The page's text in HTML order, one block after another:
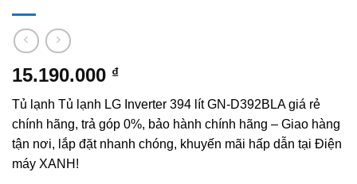
15.190.000 ₫
Tủ lạnh Tủ lạnh LG Inverter 394 lít GN-D392BLA giá rẻ
chính hãng, trả góp 0%, bảo hành chính hãng – Giao hàng
tận nơi, lắp đặt nhanh chóng, khuyến mãi hấp dẫn tại Điện
máy XANH!